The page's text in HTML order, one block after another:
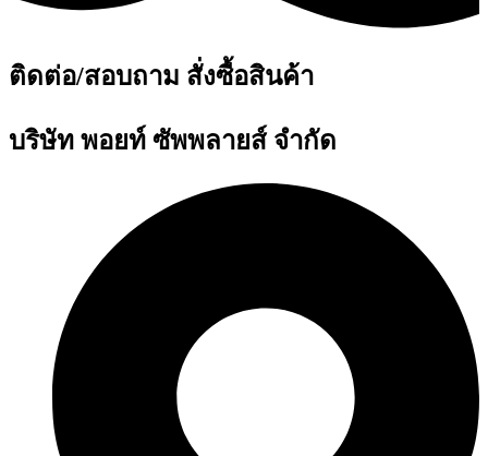
ติดต่อ/สอบถาม สั่งซื้อสินค้า
บริษัท พอยท์ ซัพพลายส์ จำกัด